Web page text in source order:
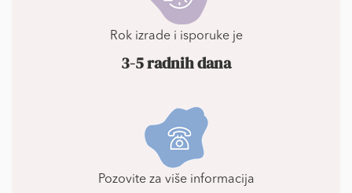
Rok izrade i isporuke je
3-5 radnih dana
Pozovite za više informacija